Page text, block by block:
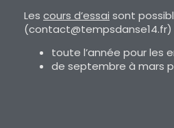
Les cours d’essai sont
(contact@tempsdanse14.fr)
toute l’année pour les
de septembre à mars